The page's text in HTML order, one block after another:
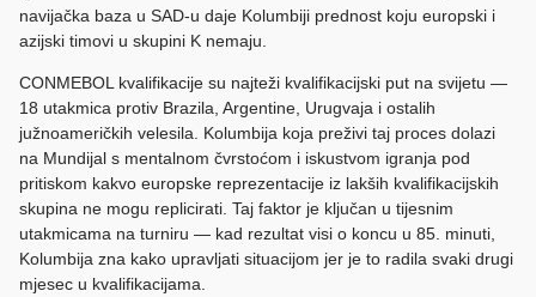
navijačka baza u SAD-u daje Kolumbiji prednost koju europski i
azijski timovi u skupini K nemaju.
CONMEBOL kvalifikacije su najteži kvalifikacijski put na svijetu —
18 utakmica protiv Brazila, Argentine, Urugvaja i ostalih
južnoameričkih velesila. Kolumbija koja preživi taj proces dolazi
na Mundijal s mentalnom čvrstoćom i iskustvom igranja pod
pritiskom kakvo europske reprezentacije iz lakših kvalifikacijskih
skupina ne mogu replicirati. Taj faktor je ključan u tijesnim
utakmicama na turniru — kad rezultat visi o koncu u 85. minuti,
Kolumbija zna kako upravljati situacijom jer je to radila svaki drugi
mjesec u kvalifikacijama.